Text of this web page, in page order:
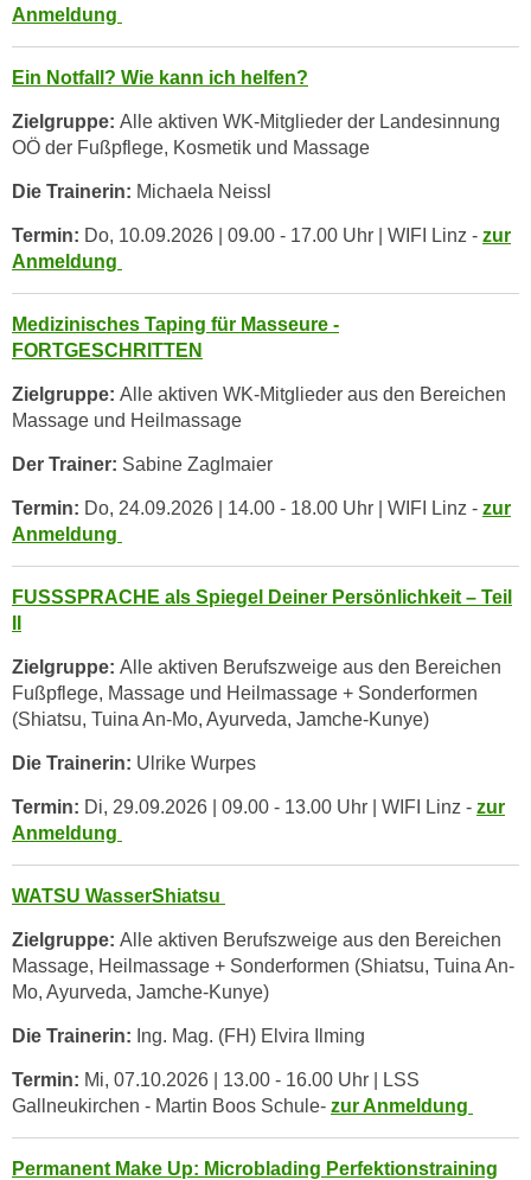
Anmeldung
Ein Notfall? Wie kann ich helfen?
Zielgruppe: Alle aktiven WK-Mitglieder der Landesinnung
OÖ der Fußpflege, Kosmetik und Massage
Die Trainerin: Michaela Neissl
Termin: Do, 10.09.2026 | 09.00 - 17.00 Uhr | WIFI Linz - zur
Anmeldung
Medizinisches Taping für Masseure -
FORTGESCHRITTEN
Zielgruppe: Alle aktiven WK-Mitglieder aus den Bereichen
Massage und Heilmassage
Der Trainer: Sabine Zaglmaier
Termin: Do, 24.09.2026 | 14.00 - 18.00 Uhr | WIFI Linz - zur
Anmeldung
FUSSSPRACHE als Spiegel Deiner Persönlichkeit – Teil
Zielgruppe: Alle aktiven Berufszweige aus den Bereichen
Fußpflege, Massage und Heilmassage + Sonderformen
(Shiatsu, Tuina An-Mo, Ayurveda, Jamche-Kunye)
Die Trainerin: Ulrike Wurpes
Termin: Di, 29.09.2026 | 09.00 - 13.00 Uhr | WIFI Linz - zur
Anmeldung
WATSU WasserShiatsu
Zielgruppe: Alle aktiven Berufszweige aus den Bereichen
Massage, Heilmassage + Sonderformen (Shiatsu, Tuina An-
Mo, Ayurveda, Jamche-Kunye)
Die Trainerin: Ing. Mag. (FH) Elvira Ilming
Termin: Mi, 07.10.2026 | 13.00 - 16.00 Uhr | LSS
Gallneukirchen - Martin Boos Schule- zur Anmeldung
Permanent Make Up: Microblading Perfektionstraining
n
s
w
i
e
m
I
m
p
r
s
u
i
c
k
e
n
S
e
a
u
f
A
l
e
k